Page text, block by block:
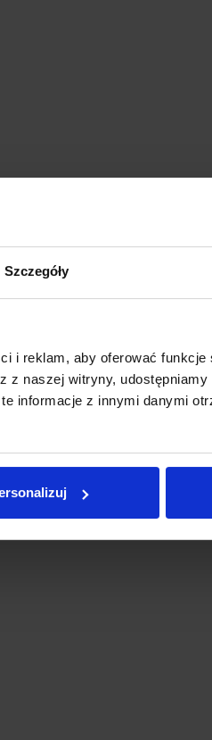
Szczegóły
i reklam, aby oferować funkcje
naszej witryny, udostępniamy
informacje z innymi danymi